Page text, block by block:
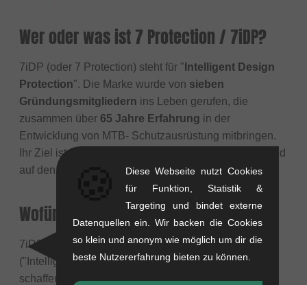
Wer oder was ist 7 Protection / 7iDP?
7iDP (oder 7 Protection) steht für " Intelligent Design
Protection". Die Marke wurde von sieben
Gründungsmitgliedern ins Leben gerufen, die
zusammen über 65 Jahre Erfahrung in der
Entwicklung von MTB- Schutzausrüstung mitbringen.
Ihr Ziel ist es, innovative Protektoren zu entwickeln und
auf den Markt zu bringen.
Wofür steht die Marke 7iDP?
7iDP steht fürInnovation,durchdachtes Design
("Intelligent Design") und den Anspruch, Produkte zu
schaffen, dieüber dem liegen, was der Markt
Diese Webseite nutzt Cookies
für Funktion, Statistik &
Targeting und bindet externe
Datenquellen ein. Wir backen die Cookies
so klein und anonym wie möglich um dir die
beste Nutzererfahrung bieten zu können.